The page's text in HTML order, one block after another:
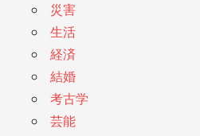
災害
生活
経済
結婚
考古学
芸能